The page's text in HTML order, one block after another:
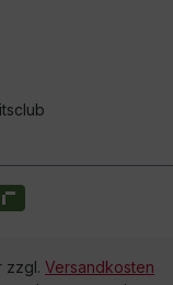
zzgl. Versandkosten